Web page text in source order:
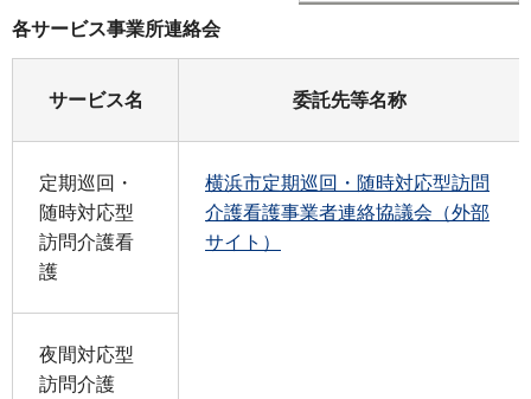
各サービス事業所連絡会
サービス名 委託先等名称
定期巡回・
随時対応型
訪問介護看
護
横浜市定期巡回・随時対応型訪問
介護看護事業者連絡協議会（外部
サイト）
夜間対応型
訪問介護